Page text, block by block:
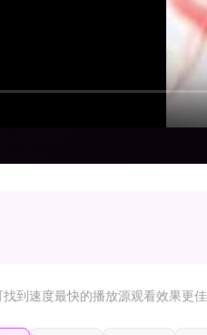
找到速度最快的播放源观看效果更佳